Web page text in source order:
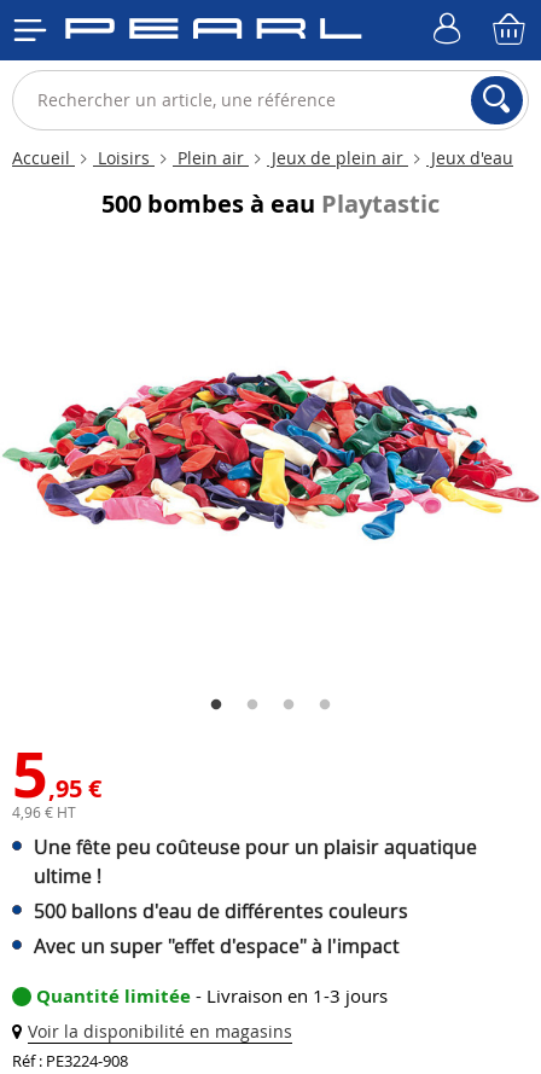
Accueil Loisirs Plein air Jeux de plein air Jeux d'eau
500 bombes à eau Playtastic
5,95 €
4,96 € HT
Une fête peu coûteuse pour un plaisir aquatique
ultime !
500 ballons d'eau de différentes couleurs
Avec un super "effet d'espace" à l'impact
Quantité limitée - Livraison en 1-3 jours
Voir la disponibilité en magasins
Réf : PE3224-908